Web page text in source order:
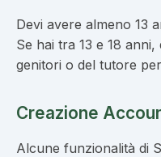
Devi avere almeno 13
Se hai tra 13 e 18
genitori o del tutore
Creazione
Alcune funzionalità di